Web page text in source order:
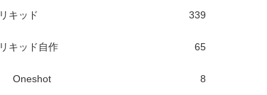
リキッド 339
リキッド自作 65
Oneshot 8